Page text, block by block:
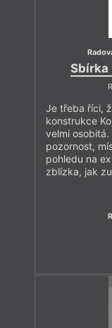
Sbírka
Je třeba říci,
konstrukce
velmi
pozornost,
pohledu na
zblízka, jak